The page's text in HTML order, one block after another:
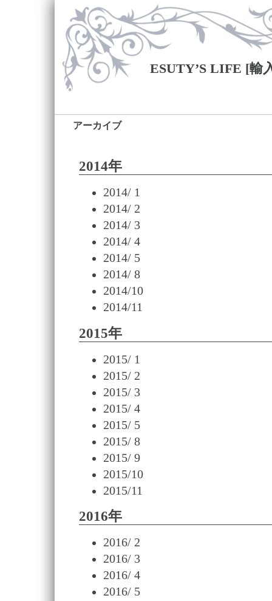
ESUTY’S LIFE [輸
アーカイブ
2014年
2014/ 1
2014/ 2
2014/ 3
2014/ 4
2014/ 5
2014/ 8
2014/10
2014/11
2015年
2015/ 1
2015/ 2
2015/ 3
2015/ 4
2015/ 5
2015/ 8
2015/ 9
2015/10
2015/11
2016年
2016/ 2
2016/ 3
2016/ 4
2016/ 5